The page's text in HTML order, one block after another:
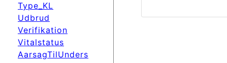
Type_KL
Udbrud
Verifikation
Vitalstatus
AarsagTilUnders